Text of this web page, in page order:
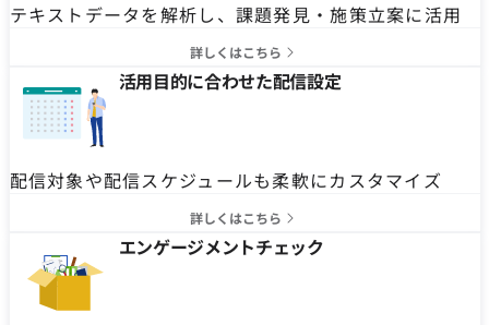
テキストデータを解析し、課題発見・施策立案に活用
詳しくはこちら
活用目的に合わせた配信設定
配信対象や配信スケジュールも柔軟にカスタマイズ
詳しくはこちら
エンゲージメントチェック